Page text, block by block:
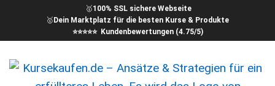
🥇100% SSL sichere Webseite
🥇 Dein Marktplatz für die besten Kurse & Produkte
⭐⭐⭐⭐⭐ Kundenbewertungen (4.75/5)